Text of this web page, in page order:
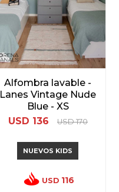
Alfombra lavable -
Lanes Vintage Nude
Blue - XS
USD 136 USD 170
NUEVOS KIDS
USD 116